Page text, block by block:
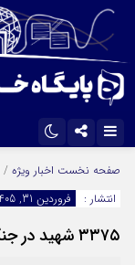
اینستاگرام
ایتا
صفحه نخست اخبار ویژه /
انتشار :
فروردین 31, 1405 - 10:31
۳۳۷۵ شهید در جنگ تحمیلی آمریکا و اسرائیل